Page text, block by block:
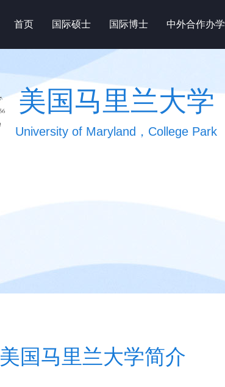
首页 国际硕士 国际博士 中外合作办学
美国马里兰大学
University of Maryland，College Park
美国马里兰大学简介